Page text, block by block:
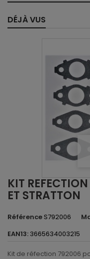
DÉJÀ VUS
KIT
ET STRATTON
Référence S792006
EAN13: 3665634003215
Kit de réfection 792006